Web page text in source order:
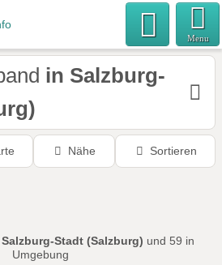
Menu
in Salzburg-
Nähe Sortieren
Stadt (Salzburg) und 59 in
Umgebung